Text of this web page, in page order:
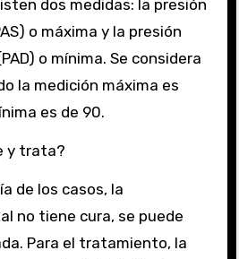
dos medidas: la presión
o máxima y la presión
o mínima. Se considera
la medición máxima es
es de 90.
y trata?
de los casos, la
no tiene cura, se puede
Para el tratamiento, la